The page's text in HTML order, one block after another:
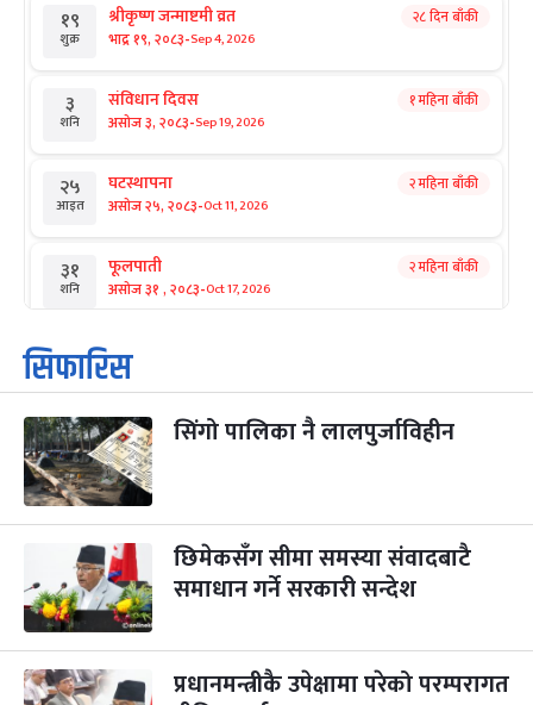
१९
शुक्र
श्रीकृष्ण जन्माष्टमी व्रत
भाद्र १९, २०८३-Sep 4, 2026
२८ दिन बाँकी
३
शनि
संविधान दिवस
असोज ३, २०८३-Sep 19, 2026
१ महिना बाँकी
२५
आइत
घटस्थापना
असोज २५, २०८३-Oct 11, 2026
२ महिना बाँकी
३१
शनि
फूलपाती
असोज ३१ , २०८३-Oct 17, 2026
२ महिना बाँकी
१
आइत
कार्तिक सङ्क्रान्ति
कार्तिक १, २०८३
३
मंगल
महानवमी
कार्तिक ३, २०८३
२ महिना बाँकी
४ विजयादशमी
कार्तिक ४, २०८३ -Oct 21, 2026
५
बिहि
पापा‌ङ्कुशा एकादशी व्रत
कार्तिक ५, २०८३
२ महिना बाँकी
२२ कुकुर तिहार ३ महिना बाँकी
सिफारिस
सिंगो पालिका नै लालपुर्जाविहीन
छिमेकसँग सीमा समस्या संवादबाटै
समाधान गर्ने सरकारी सन्देश
प्रधानमन्त्रीकै उपेक्षामा परेको परम्परागत